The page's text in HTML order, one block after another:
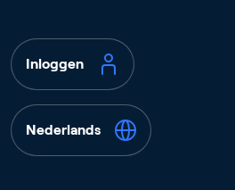
Inloggen
Nederlands